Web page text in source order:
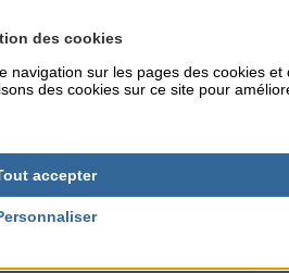
des cookies
navigation sur les pages des cookies et
des cookies sur ce site pour
accepter